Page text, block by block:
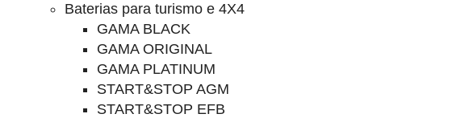
Baterias para turismo e 4X4
GAMA BLACK
GAMA ORIGINAL
GAMA PLATINUM
START&STOP AGM
START&STOP EFB